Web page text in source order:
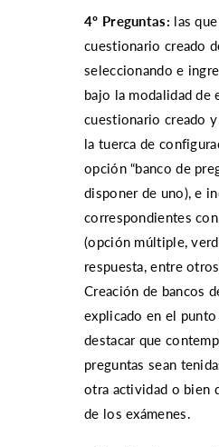
4º Preguntas: las
cuestionario creado
seleccionando e
bajo la modalidad de
cuestionario creado
la tuerca de
opción “banco de
disponer de uno), e
correspondientes
(opción múltiple,
respuesta, entre
Creación de bancos
explicado en el
destacar que
preguntas sean
otra actividad o bien
de los exámenes.